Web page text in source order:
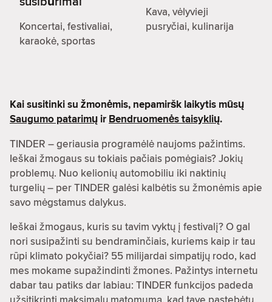
Koncertai, festivaliai,
karaokė, sportas
Kava, vėlyvieji
pusryčiai, kulinarija
Kai susitinki su žmonėmis, nepamiršk laikytis mūsų
Saugumo patarimų ir Bendruomenės taisyklių.
TINDER – geriausia programėlė naujoms pažintims.
Ieškai žmogaus su tokiais pačiais pomėgiais? Jokių
problemų. Nuo kelionių automobiliu iki naktinių
turgelių – per TINDER galėsi kalbėtis su žmonėmis apie
savo mėgstamus dalykus.
Ieškai žmogaus, kuris su tavim vyktų į festivalį? O gal
nori susipažinti su bendraminčiais, kuriems kaip ir tau
rūpi klimato pokyčiai? 55 milijardai simpatijų rodo, kad
mes mokame supažindinti žmones. Pažintys internetu
dabar tau patiks dar labiau: TINDER funkcijos padeda